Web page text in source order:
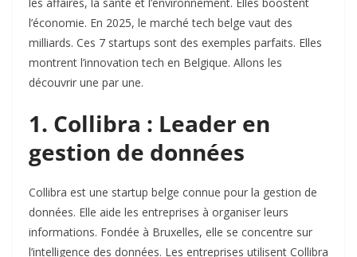
les affaires, la santé et l’environnement. Elles boostent
l’économie. En 2025, le marché tech belge vaut des
milliards. Ces 7 startups sont des exemples parfaits. Elles
montrent l’innovation tech en Belgique. Allons les
découvrir une par une.
1. Collibra : Leader en
gestion de données
Collibra est une startup belge connue pour la gestion de
données. Elle aide les entreprises à organiser leurs
informations. Fondée à Bruxelles, elle se concentre sur
l’intelligence des données. Les entreprises utilisent Collibra